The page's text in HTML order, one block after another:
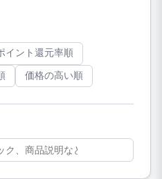
イント還元率順
価格の高い順